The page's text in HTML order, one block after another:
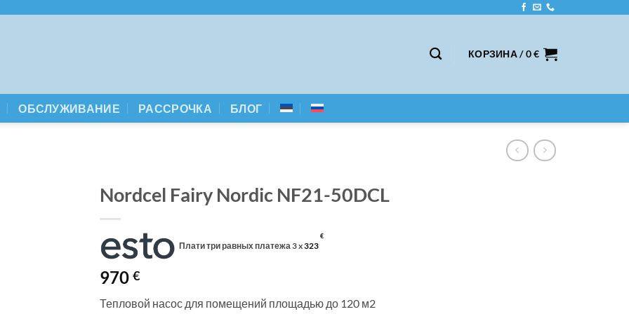
КОРЗИНА /0€
ОБСЛУЖИВАНИЕ РАССРОЧКА БЛОГ
Nordcel Fairy Nordic NF21-50DCL
Плати три равных платежа 3 x323
€
970 €
Тепловой насос для помещений площадью до 120 м2